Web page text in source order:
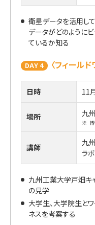
衛星データを活用し
データがどのように
ているか知る
DAY 4 〈フィール
日時 11
場所 九
※
講師
九
ラ
九州工業大学戸畑キ
の見学
大学生、大学院生と
ネスを考案する